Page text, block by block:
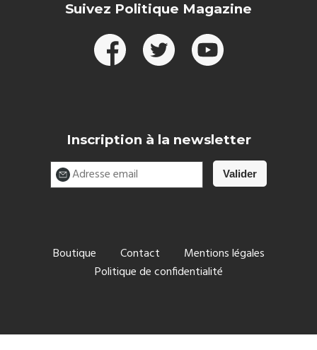
Suivez Politique Magazine
Inscription à la newsletter
Boutique Contact
Mentions légales
Politique de confidentialité